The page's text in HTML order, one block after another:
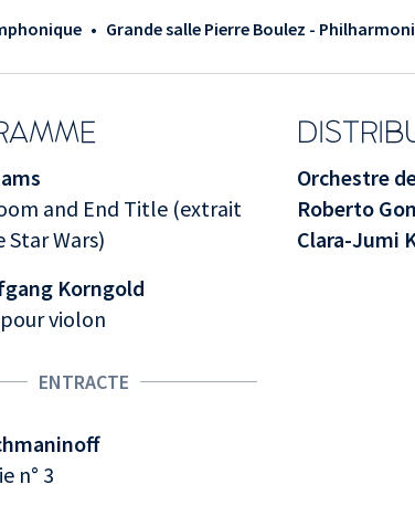
• Grande salle Pierre Boulez -
and End Title (extrait
Star Wars)
Korngold
violon
ENTRACTE
n° 3
Orchestre
Roberto
Clara-Jumi